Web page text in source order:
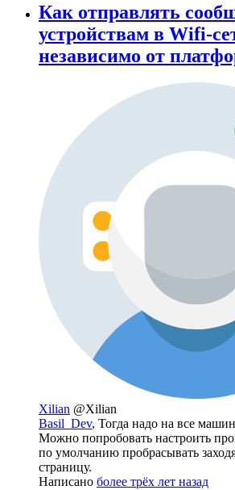
Как отправлять
устройствам в Wifi-
независимо от
Xilian @Xilian
Basil_Dev, Тогда надо на все
Можно попробовать настроить
по умолчанию пробрасывать
страницу.
Написано более трёх лет назад